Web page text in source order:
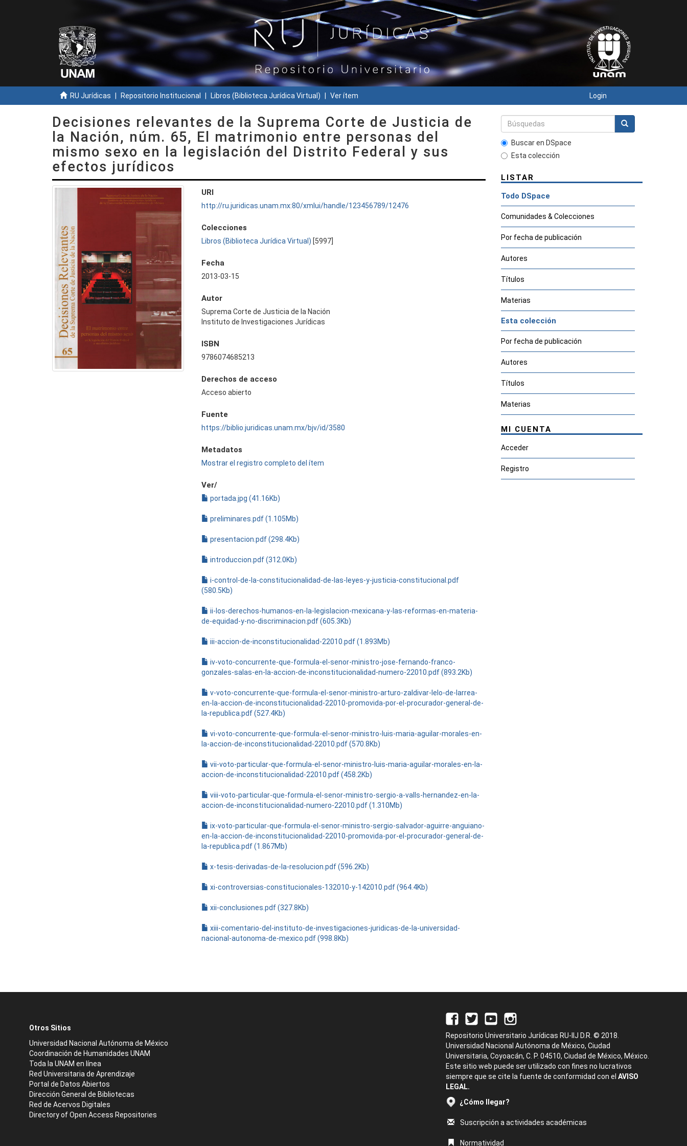
RU Jurídicas Repositorio Institucional Libros (Biblioteca Jurídica Virtual) Ver ítem Login
Decisiones relevantes de la Suprema Corte de Justicia de
la Nación, núm. 65, El matrimonio entre personas del
mismo sexo en la legislación del Distrito Federal y sus
efectos jurídicos
URI
http://ru.juridicas.unam.mx:80/xmlui/handle/123456789/12476
Colecciones
Libros (Biblioteca Jurídica Virtual) [5997]
Fecha
2013-03-15
Autor
Suprema Corte de Justicia de la Nación
Instituto de Investigaciones Jurídicas
ISBN
9786074685213
Derechos de acceso
Acceso abierto
Fuente
https://biblio.juridicas.unam.mx/bjv/id/3580
Metadatos
Mostrar el registro completo del ítem
Ver/
portada.jpg (41.16Kb)
preliminares.pdf (1.105Mb)
presentacion.pdf (298.4Kb)
introduccion.pdf (312.0Kb)
i-control-de-la-constitucionalidad-de-las-leyes-y-justicia-constitucional.pdf
(580.5Kb)
ii-los-derechos-humanos-en-la-legislacion-mexicana-y-las-reformas-en-materia-
de-equidad-y-no-discriminacion.pdf (605.3Kb)
iii-accion-de-inconstitucionalidad-22010.pdf (1.893Mb)
iv-voto-concurrente-que-formula-el-senor-ministro-jose-fernando-franco-
gonzales-salas-en-la-accion-de-inconstitucionalidad-numero-22010.pdf (893.2Kb)
v-voto-concurrente-que-formula-el-senor-ministro-arturo-zaldivar-lelo-de-larrea-
en-la-accion-de-inconstitucionalidad-22010-promovida-por-el-procurador-general-de-
la-republica.pdf (527.4Kb)
vi-voto-concurrente-que-formula-el-senor-ministro-luis-maria-aguilar-morales-en-
la-accion-de-inconstitucionalidad-22010.pdf (570.8Kb)
vii-voto-particular-que-formula-el-senor-ministro-luis-maria-aguilar-morales-en-la-
accion-de-inconstitucionalidad-22010.pdf (458.2Kb)
viii-voto-particular-que-formula-el-senor-ministro-sergio-a-valls-hernandez-en-la-
accion-de-inconstitucionalidad-numero-22010.pdf (1.310Mb)
ix-voto-particular-que-formula-el-senor-ministro-sergio-salvador-aguirre-anguiano-
en-la-accion-de-inconstitucionalidad-22010-promovida-por-el-procurador-general-de-
la-republica.pdf (1.867Mb)
x-tesis-derivadas-de-la-resolucion.pdf (596.2Kb)
xi-controversias-constitucionales-132010-y-142010.pdf (964.4Kb)
xii-conclusiones.pdf (327.8Kb)
xiii-comentario-del-instituto-de-investigaciones-juridicas-de-la-universidad-
nacional-autonoma-de-mexico.pdf (998.8Kb)
Buscar en DSpace
Esta colección
LISTAR
Todo DSpace
Comunidades & Colecciones
Por fecha de publicación
Autores
Títulos
Materias
Esta colección
Por fecha de publicación
Autores
Títulos
Materias
MI CUENTA
Acceder
Registro
Otros Sitios
Universidad Nacional Autónoma de México
Coordinación de Humanidades UNAM
Toda la UNAM en línea
Red Universitaria de Aprendizaje
Portal de Datos Abiertos
Dirección General de Bibliotecas
Red de Acervos Digitales
Directory of Open Access Repositories
Repositorio Universitario Jurídicas RU-IIJ D.R. © 2018.
Universidad Nacional Autónoma de México, Ciudad
Universitaria, Coyoacán, C. P. 04510, Ciudad de México, México.
Este sitio web puede ser utilizado con fines no lucrativos
siempre que se cite la fuente de conformidad con el AVISO
LEGAL.
¿Cómo llegar?
Suscripción a actividades académicas
Normatividad